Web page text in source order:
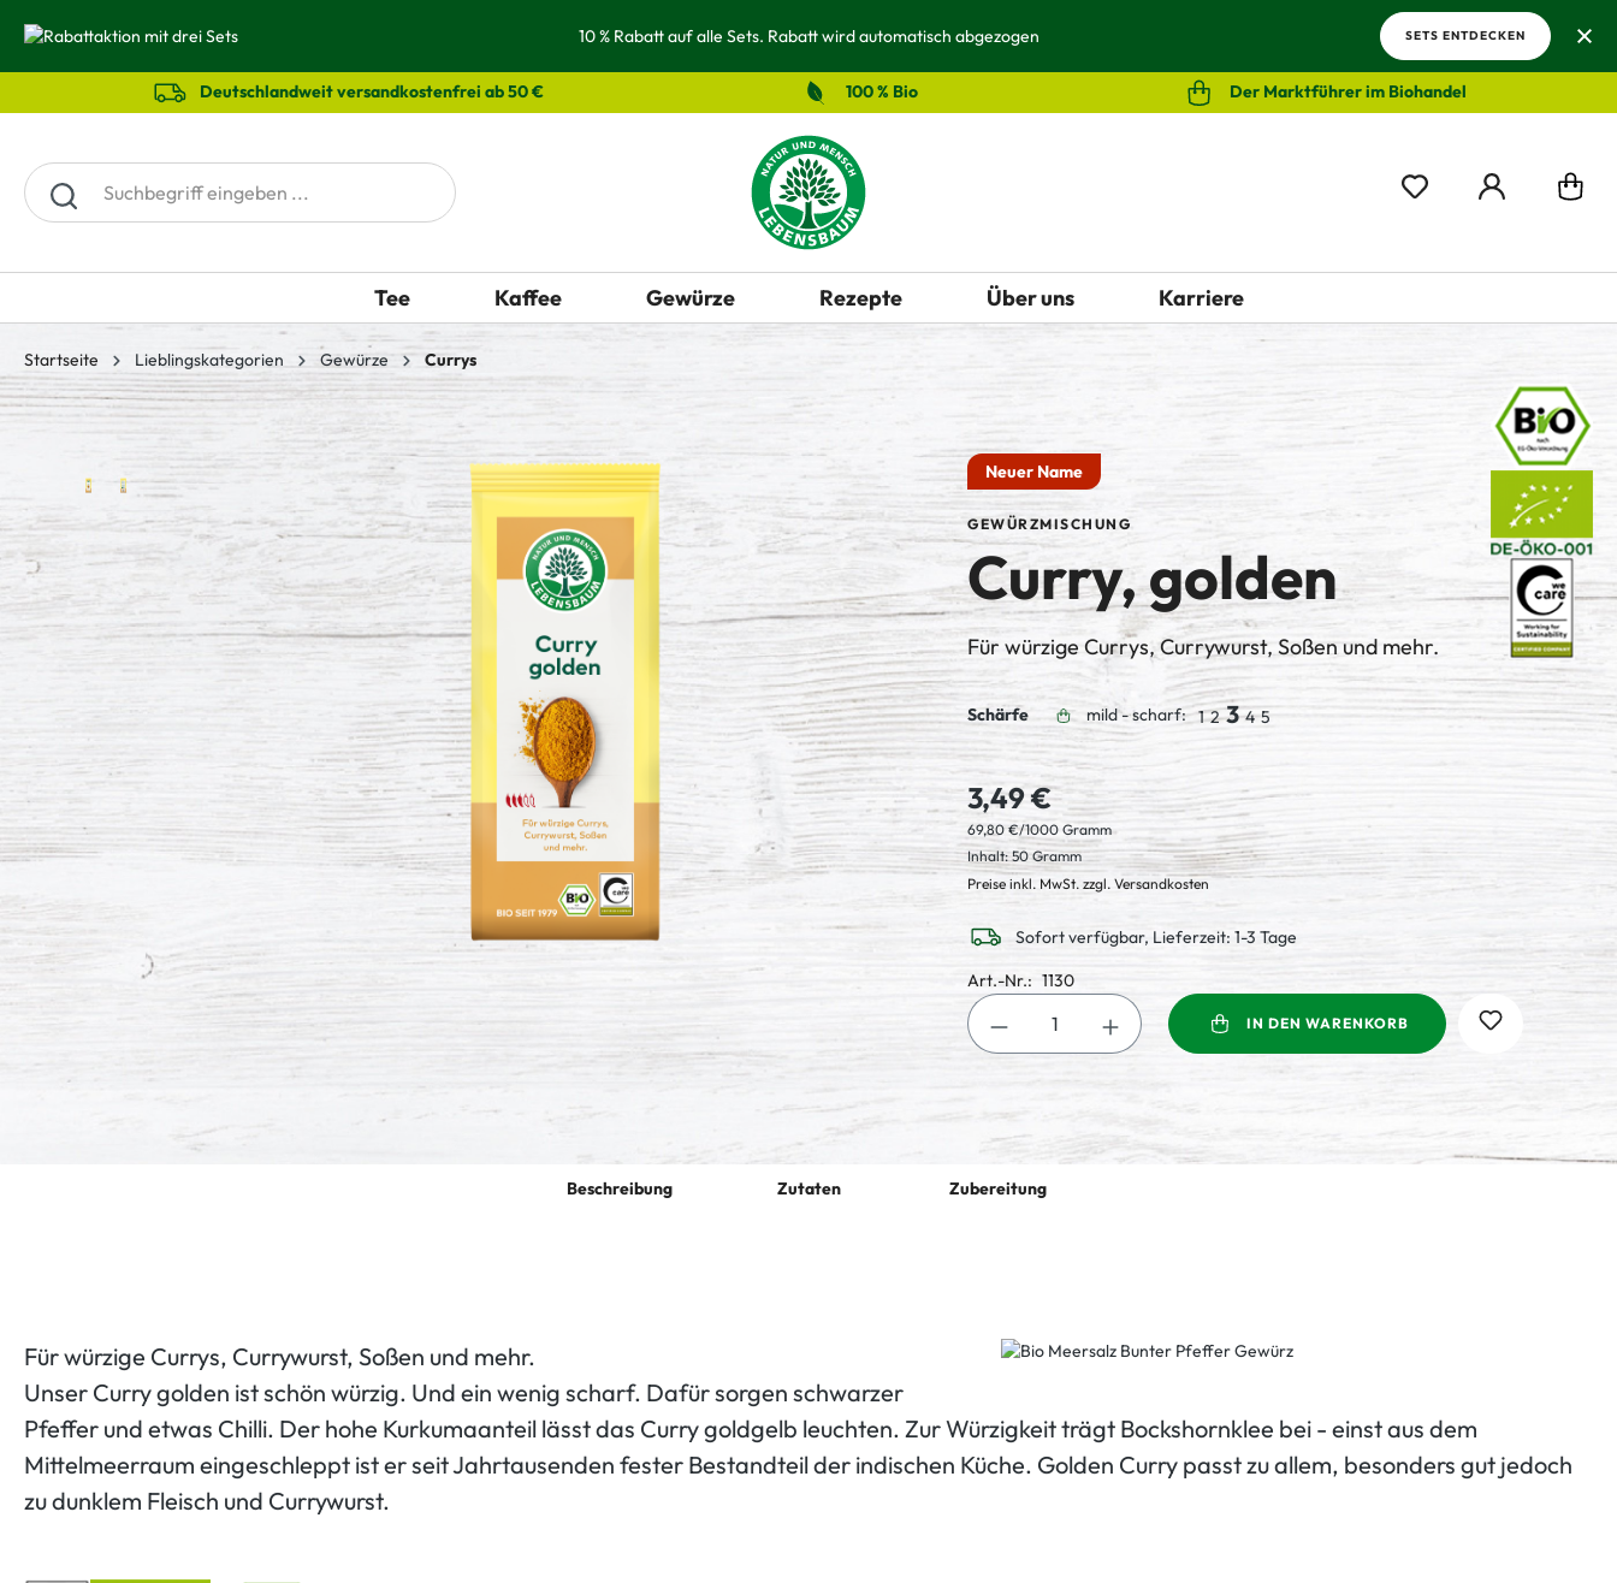
Zur Hauptnavigation springen 10 % Rabatt auf alle Sets. Rabatt wird automatisch abgezogen SETS ENTDECKEN
Deutschlandweit versandkostenfrei ab 50 € 100 % Bio Der Marktführer im Biohandel
Tee Kaffee Gewürze Rezepte Über uns Karriere
Startseite Lieblingskategorien Gewürze Currys
Neuer Name
GEWÜRZMISCHUNG
Curry, golden
Für würzige Currys, Currywurst, Soßen und mehr.
Schärfe mild - scharf: 1 2 3 4 5
3,49 €
69,80 €/1000 Gramm
Inhalt:50 Gramm
Preise inkl. MwSt. zzgl. Versandkosten
Sofort verfügbar, Lieferzeit: 1-3 Tage
Art.-Nr.: 1130
Produkt Anzahl: Gib den gewünschten Wert ein
IN DEN WARENKORB
Beschreibung Zutaten Zubereitung
Für würzige Currys, Currywurst, Soßen und mehr.
Unser Curry golden ist schön würzig. Und ein wenig scharf. Dafür sorgen schwarzer
Pfeffer und etwas Chilli. Der hohe Kurkumaanteil lässt das Curry goldgelb leuchten. Zur Würzigkeit trägt Bockshornklee bei - einst aus dem
Mittelmeerraum eingeschleppt ist er seit Jahrtausenden fester Bestandteil der indischen Küche. Golden Curry passt zu allem, besonders gut jedoch
zu dunklem Fleisch und Currywurst.